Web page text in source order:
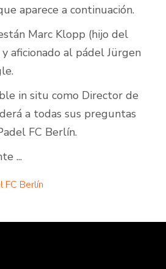
aparece a continuación.
Marc Klopp (hijo del
aficionado al pádel Jürgen
in situ como Director de
a todas sus preguntas
FC Berlín.
...
FC Berlín